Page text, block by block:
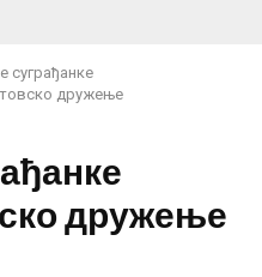
суграђанке
дружење
дружење